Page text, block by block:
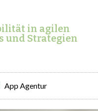
in agilen
und Strategien
App Agentur